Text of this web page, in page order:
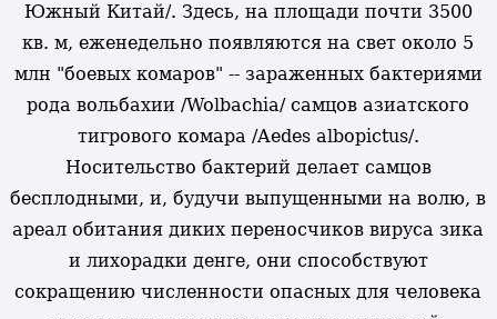
Южный Китай/. Здесь, на площади почти 3500
кв. м, еженедельно появляются на свет около 5
млн "боевых комаров" -- зараженных бактериями
рода вольбахии /Wolbachia/ самцов азиатского
тигрового комара /Aedes albopictus/.
Носительство бактерий делает самцов
бесплодными, и, будучи выпущенными на волю, в
ареал обитания диких переносчиков вируса зика
и лихорадки денге, они способствуют
сокращению численности опасных для человека